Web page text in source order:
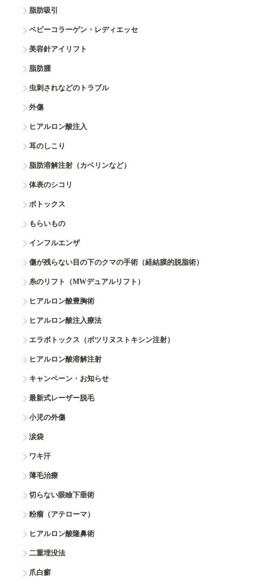
脂肪吸引
ベビーコラーゲン・レディエッセ
美容針アイリフト
脂肪腫
虫刺されなどのトラブル
外傷
ヒアルロン酸注入
耳のしこり
脂肪溶解注射（カベリンなど）
体表のシコリ
ボトックス
もらいもの
インフルエンザ
傷が残らない目の下のクマの手術（経結膜的脱脂術）
糸のリフト（MWデュアルリフト）
ヒアルロン酸豊胸術
ヒアルロン酸注入療法
エラボトックス（ボツリヌストキシン注射）
ヒアルロン酸溶解注射
キャンペーン・お知らせ
最新式レーザー脱毛
小児の外傷
涙袋
ワキ汗
薄毛治療
切らない眼瞼下垂術
粉瘤（アテローマ）
ヒアルロン酸隆鼻術
二重埋没法
爪白癬